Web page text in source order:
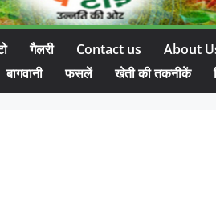
गैलरी Contact us About
बागवानी फसलें खेती की तकनीकें